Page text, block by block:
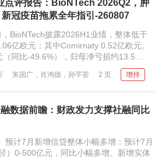
点评报告：BioNTech 2026Q2，肿
冠疫苗拖累全年指引-260807
披露2026H1业绩，整体低于
亿欧元；其中Comirnaty 0.52亿欧元。
同比-49.6%），归母净亏损约13.5…
朱国广，肖鸿德，孙芊荟 2 页 增持
数据前瞻：财政发力支撑社融同比
7月新增信贷整体小幅多增：预计7月
）0-500亿元，同比小幅多增。新增实体